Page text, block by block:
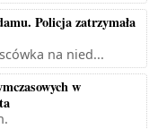
Policja zatrzymała
na nied...
w